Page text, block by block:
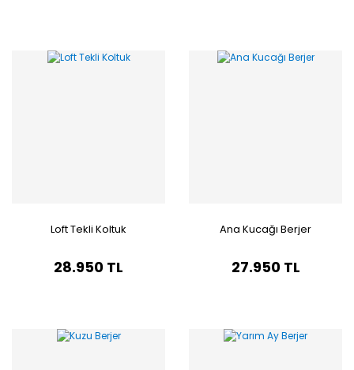
Loft Tekli Koltuk
28.950 TL
Ana Kucağı Berjer
27.950 TL